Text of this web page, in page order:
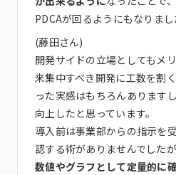
PDCAが回るようにもなりまし
(藤田さん)
開発サイドの立場としてもメ
来集中すべき開発に工数を割
った実感はもちろんあります
向上したと思っています。
導入前は事業部からの指示を
認する術がありませんでした
数値やグラフとして定量的に